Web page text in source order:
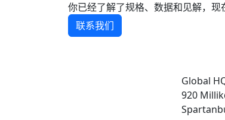
你已经了解了规格、数据和见解，现
联系我们
Global
920